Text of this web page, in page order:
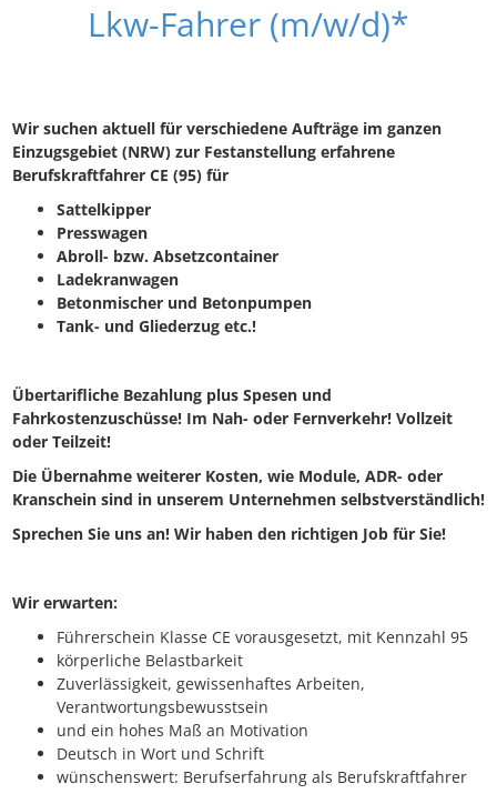
Lkw-Fahrer (m/w/d)*
Wir suchen aktuell für verschiedene Aufträge im ganzen
Einzugsgebiet (NRW) zur Festanstellung erfahrene
Berufskraftfahrer CE (95) für
Sattelkipper
Presswagen
Abroll- bzw. Absetzcontainer
Ladekranwagen
Betonmischer und Betonpumpen
Tank- und Gliederzug etc.!
Übertarifliche Bezahlung plus Spesen und
Fahrkostenzuschüsse! Im Nah- oder Fernverkehr! Vollzeit
oder Teilzeit!
Die Übernahme weiterer Kosten, wie Module, ADR- oder
Kranschein sind in unserem Unternehmen selbstverständlich!
Sprechen Sie uns an! Wir haben den richtigen Job für Sie!
Wir erwarten:
Führerschein Klasse CE vorausgesetzt, mit Kennzahl 95
körperliche Belastbarkeit
Zuverlässigkeit, gewissenhaftes Arbeiten,
Verantwortungsbewusstsein
und ein hohes Maß an Motivation
Deutsch in Wort und Schrift
wünschenswert: Berufserfahrung als Berufskraftfahrer